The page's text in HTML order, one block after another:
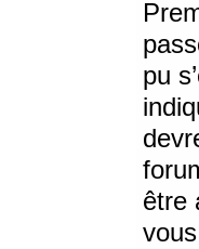
pu
être